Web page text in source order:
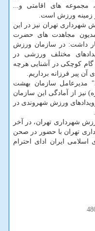
مجموعه های اقامتی و...
زمینه ورزش است.
شهرداری تهران نیز در این
مدیون مجاهدت های حضرت
داشت: در سازمان ورزش
مختلف ورزشی در
کوچکی در آشنایی هرچه
آن پیر فرزانه برداریم.
مدیرعامل سازمان بهشت
از آمادگی این سازمان
ورزش شهروندی در
شهرداری تهران، در آخر
تهران با حضور در صحن
اسلامی ایران ادای احترام